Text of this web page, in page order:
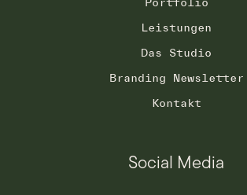
Portfolio
Leistungen
Das Studio
Branding Newsletter
Kontakt
Social Media